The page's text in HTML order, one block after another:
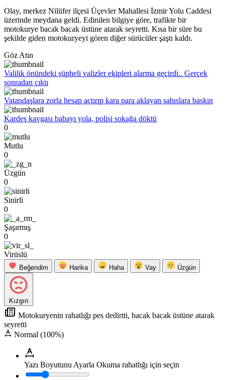
Olay, merkez Nilüfer ilçesi Üçevler Mahallesi İzmir Yolu Caddesi
üzerinde meydana geldi. Edinilen bilgiye göre, trafikte bir
motokurye bacak bacak üstüne atarak seyretti. Kısa bir süre bu
şekilde giden motokuryeyi gören diğer sürücüler şaştı kaldı.
Göz Atın
Valilik önündeki şüpheli valizler ekipleri alarma geçirdi.. Gerçek
sonradan çıktı
Vatandaşlara zorla hesap açtırıp kara para aklayan şahıslara baskın
Kardeş kavgası babayı yola, polisi sokağa döktü
0
Mutlu
0
Üzgün
0
Sinirli
0
Şaşırmış
0
Virüslü
Beğendim Harika Haha Vay Üzgün
Kızgın
Motokuryenin rahatlığı pes dedirtti, bacak bacak üstüne atarak
seyretti
Normal (100%)
Yazı Boyutunu Ayarla Okuma rahatlığı için seçin